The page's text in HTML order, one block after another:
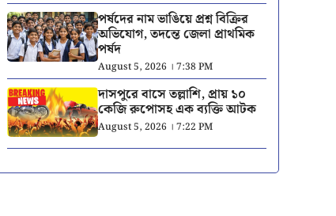
পর্ষদের নাম ভাঙিয়ে প্রশ্ন বিক্রির
অভিযোগ, তদন্তে জেলা প্রাথমিক
পর্ষদ
August 5, 2026 । 7:38 PM
দাসপুরে বাসে তল্লাশি, প্রায় ১০
কেজি রুপোসহ এক ব্যক্তি আটক
August 5, 2026 । 7:22 PM